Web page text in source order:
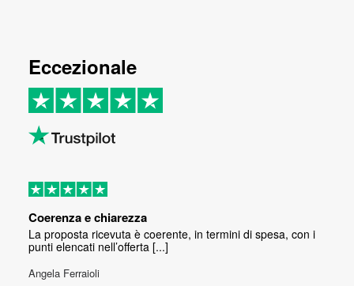
Eccezionale
Coerenza e chiarezza
La proposta ricevuta è coerente, in termini di spesa, con i
punti elencati nell’offerta [...]
Angela Ferraioli